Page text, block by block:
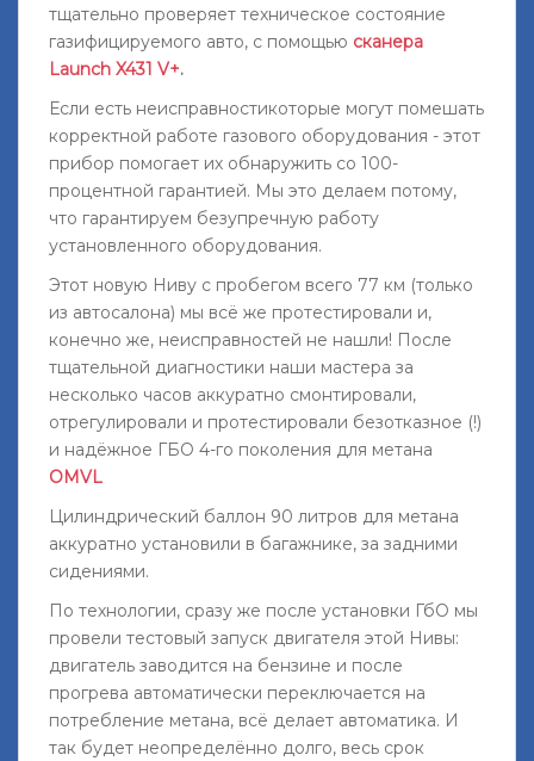
тщательно проверяет техническое состояние
газифицируемого авто, с помощью сканера
Launch X431 V+.
Если есть неисправностикоторые могут помешать
корректной работе газового оборудования - этот
прибор помогает их обнаружить со 100-
процентной гарантией. Мы это делаем потому,
что гарантируем безупречную работу
установленного оборудования.
Этот новую Ниву с пробегом всего 77 км (только
из автосалона) мы всё же протестировали и,
конечно же, неисправностей не нашли! После
тщательной диагностики наши мастера за
несколько часов аккуратно смонтировали,
отрегулировали и протестировали безотказное (!)
и надёжное ГБО 4-го поколения для метана
OMVL
Цилиндрический баллон 90 литров для метана
аккуратно установили в багажнике, за задними
сидениями.
По технологии, сразу же после установки ГбО мы
провели тестовый запуск двигателя этой Нивы:
двигатель заводится на бензине и после
прогрева автоматически переключается на
потребление метана, всё делает автоматика. И
так будет неопределённо долго, весь срок